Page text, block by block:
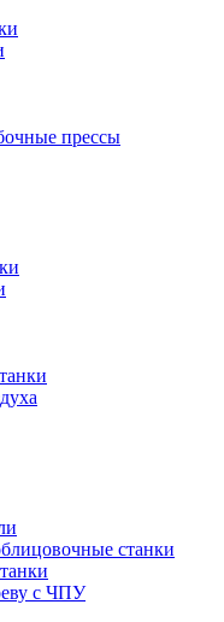
прессы
станки
с ЧПУ